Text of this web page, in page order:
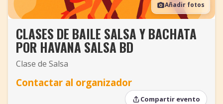
Videos
Glosario
TuneTempo
Añadir fotos
CLASES DE BAILE SALSA Y BACHATA
POR HAVANA SALSA BD
Clase de Salsa
Contactar al organizador
Compartir evento